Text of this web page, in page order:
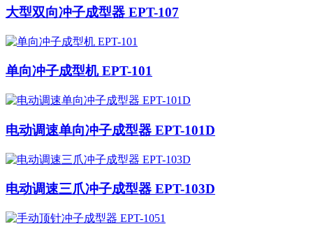
大型双向冲子成型器 EPT-107
单向冲子成型机 EPT-101
电动调速单向冲子成型器 EPT-101D
电动调速三爪冲子成型器 EPT-103D